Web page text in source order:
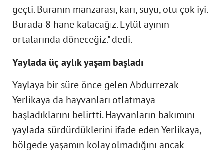
geçti. Buranın manzarası, karı, suyu, otu çok iyi.
Burada 8 hane kalacağız. Eylül ayının
ortalarında döneceğiz." dedi.
Yaylada üç aylık yaşam başladı
Yaylaya bir süre önce gelen Abdurrezak
Yerlikaya da hayvanları otlatmaya
başladıklarını belirtti. Hayvanların bakımını
yaylada sürdürdüklerini ifade eden Yerlikaya,
bölgede yaşamın kolay olmadığını ancak